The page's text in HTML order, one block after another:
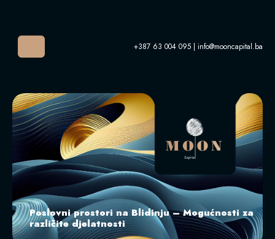
+387 63 004 095 | info@mooncapital.ba
Poslovni prostori na Blidinju – Mogućnosti za
različite djelatnosti